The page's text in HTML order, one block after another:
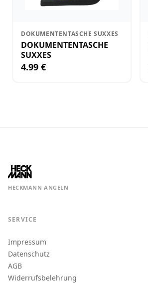
DOKUMENTENTASCHE SUXXES
DOKUMENTENTASCHE
SUXXES
4.99 €
HECKMANN ANGELN
SERVICE
Impressum
Datenschutz
AGB
Widerrufsbelehrung